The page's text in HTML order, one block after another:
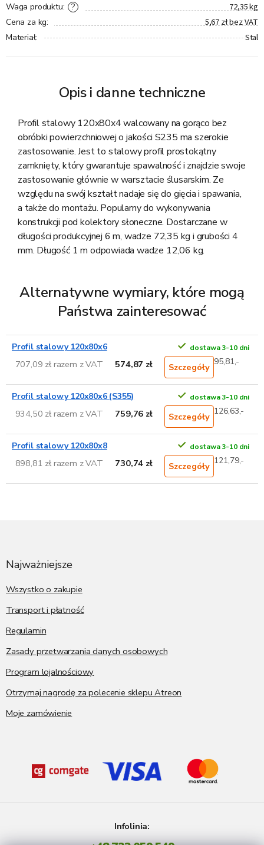
?
Waga produktu: 72,35 kg
Cena za kg: 5,67 zł bez VAT
Materiał: Stal
Opis i danne techniczne
Profil stalowy 120x80x4 walcowany na gorąco bez
obróbki powierzchniowej o jakości S235 ma szerokie
zastosowanie. Jest to stalowy profil prostokątny
zamknięty, który gwarantuje spawalność i znajdzie swoje
zastosowanie głównie w warsztacie ślusarskim. Ze
względu na swój kształt nadaje się do gięcia i spawania,
a także do montażu. Popularny do wykonywania
konstrukcji pod kolektory słoneczne. Dostarczane w
długości produkcyjnej 6 m, wadze 72,35 kg i grubości 4
mm. Długość 1 m odpowiada wadze 12,06 kg.
Alternatywne wymiary, które mogą
Państwa zainteresować
Profil stalowy 120x80x6 dostawa 3-10 dni
707,09 zł razem z VAT 574,87 zł Szczegóły 95,81,-
Profil stalowy 120x80x6 (S355) dostawa 3-10 dni
934,50 zł razem z VAT 759,76 zł Szczegóły 126,63,-
Profil stalowy 120x80x8 dostawa 3-10 dni
898,81 zł razem z VAT 730,74 zł Szczegóły 121,79,-
Najważniejsze
Wszystko o zakupie
Transport i płatność
Regulamin
Zasady przetwarzania danych osobowych
Program lojalnościowy
Otrzymaj nagrodę za polecenie sklepu Atreon
Moje zamówienie
Infolinia: